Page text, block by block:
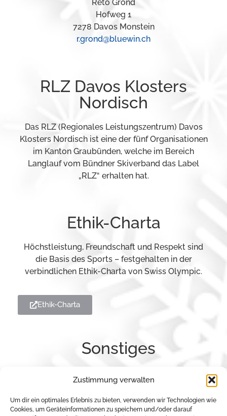
Zustimmung verwalten
Um dir ein optimales Erlebnis zu bieten, verwenden wir Technologien wie
Cookies, um Geräteinformationen zu speichern und/oder darauf
Reto Grond
Hofweg 1
7278 Davos Monstein
r.grond@bluewin.ch
RLZ Davos Klosters
Nordisch
Das RLZ (Regionales Leistungszentrum) Davos
Klosters Nordisch ist eine der fünf Organisationen
im Kanton Graubünden, welche im Bereich
Langlauf vom Bündner Skiverband das Label
„RLZ“ erhalten hat.
Ethik-Charta
Höchstleistung, Freundschaft und Respekt sind
die Basis des Sports – festgehalten in der
verbindlichen Ethik-Charta von Swiss Olympic.
Ethik-Charta
Sonstiges
Datenschutzerklärung